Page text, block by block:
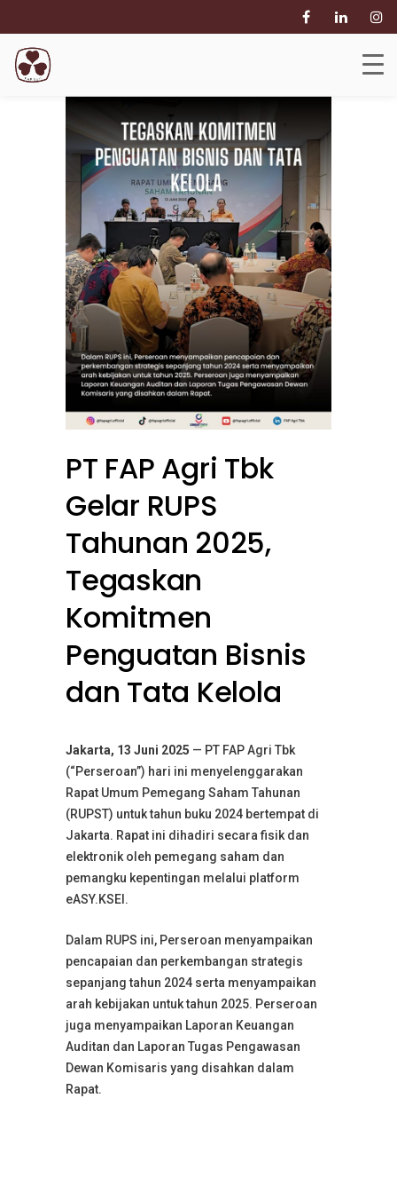
PT FAP Agri Tbk
Gelar RUPS
Tahunan 2025,
Tegaskan
Komitmen
Penguatan Bisnis
dan Tata Kelola
Jakarta, 13 Juni 2025 — PT FAP Agri Tbk
(“Perseroan”) hari ini menyelenggarakan
Rapat Umum Pemegang Saham Tahunan
(RUPST) untuk tahun buku 2024 bertempat di
Jakarta. Rapat ini dihadiri secara fisik dan
elektronik oleh pemegang saham dan
pemangku kepentingan melalui platform
eASY.KSEI.
Dalam RUPS ini, Perseroan menyampaikan
pencapaian dan perkembangan strategis
sepanjang tahun 2024 serta menyampaikan
arah kebijakan untuk tahun 2025. Perseroan
juga menyampaikan Laporan Keuangan
Auditan dan Laporan Tugas Pengawasan
Dewan Komisaris yang disahkan dalam
Rapat.